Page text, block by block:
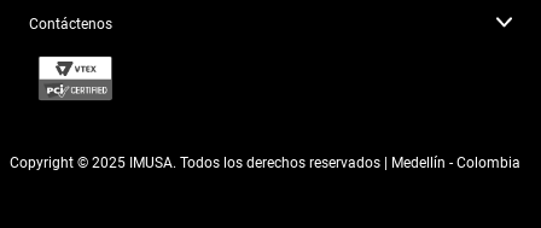
Contáctenos
Copyright © 2025 IMUSA. Todos los derechos reservados | Medellín - Colombia